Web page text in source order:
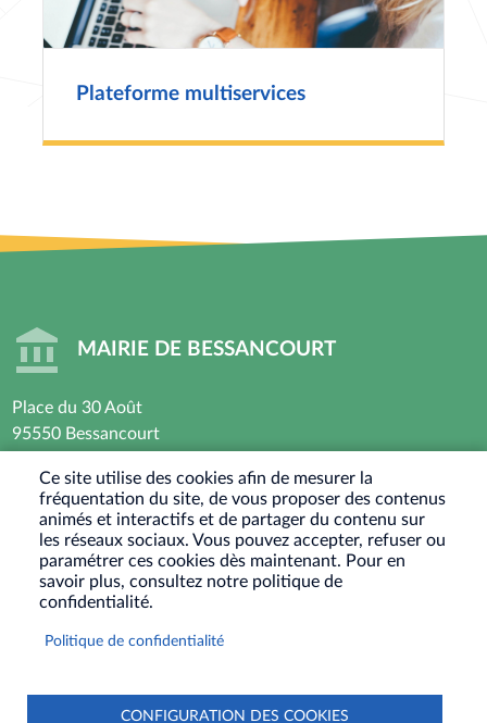
Plateforme multiservices
MAIRIE DE BESSANCOURT
Place du 30 Août
95550 Bessancourt
Horaires d’ouverture : Lundi - Mardi - Mercredi -
Vendredi
8h30 - 12h / 13h30-17h30
Jeudi : Fermé le matin - 13h30-17h30
9h30-12h
SOCIAUX
Ce site utilise des cookies afin de mesurer la
fréquentation du site, de vous proposer des contenus
animés et interactifs et de partager du contenu sur
les réseaux sociaux. Vous pouvez accepter, refuser ou
paramétrer ces cookies dès maintenant. Pour en
savoir plus, consultez notre politique de
confidentialité.
Politique de confidentialité
CONFIGURATION DES COOKIES